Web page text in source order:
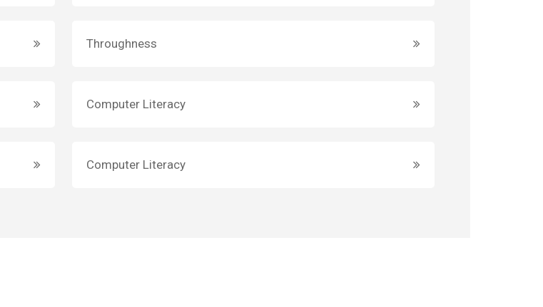
Throughness
Computer Literacy
Computer Literacy